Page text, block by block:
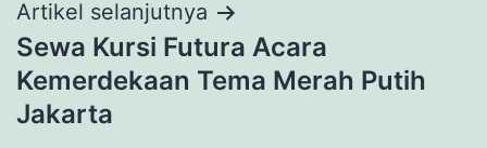
Artikel selanjutnya
Sewa Kursi Futura Acara
Kemerdekaan Tema Merah Putih
Jakarta